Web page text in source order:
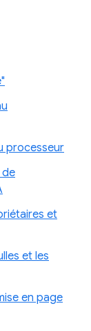
processeur
de
et
et les
en page